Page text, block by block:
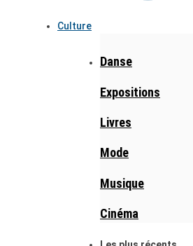
Culture
Danse
Expositions
Livres
Mode
Musique
Cinéma